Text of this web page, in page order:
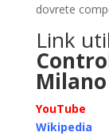
dovrete
Link
Milano
YouTube
Wikipedia